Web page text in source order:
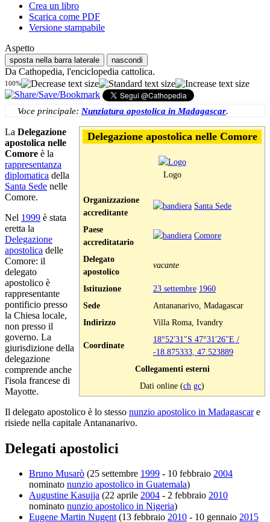
Crea un libro
Scarica come PDF
Versione stampabile
Aspetto
sposta nella barra laterale nascondi
Da Cathopedia, l'enciclopedia cattolica.
100%
Voce principale: Nunziatura apostolica in Madagascar.
Delegazione apostolica nelle Comore
Logo
Organizzazione
accreditante
Santa Sede
Paese
accreditatario
Comore
Delegato
apostolico
vacante
Istituzione 23 settembre 1960
Sede
Antananarivo, Madagascar
Indirizzo
Villa Roma, Ivandry
Coordinate
18°52′31″S 47°31′26″E /
-18.875333 47.523889
Collegamenti esterni
Dati online (ch gc)
La Delegazione
apostolica nelle
Comore è la
rappresentanza
diplomatica della
Santa Sede nelle
Comore.
Nel 1999 è stata
eretta la
Delegazione
apostolica delle
Comore: il
delegato
apostolico è
rappresentante
pontificio presso
la Chiesa locale,
non presso il
governo. La
giurisdizione della
delegazione
comprende anche
l'isola francese di
Mayotte.
Il delegato apostolico è lo stesso nunzio apostolico in Madagascare
risiede nella capitale Antananarivo.
Delegati apostolici
Bruno Musarò (25 settembre 1999 - 10 febbraio 2004
nominato nunzio apostolico in Guatemala)
Augustine Kasujja (22 aprile 2004 - 2 febbraio 2010
nominato nunzio apostolico in Nigeria)
Eugene Martin Nugent(13 febbraio 2010 - 10 gennaio 2015